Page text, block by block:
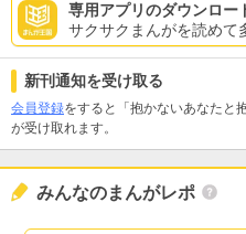
専用アプリのダウンロー
サクサクまんがを読めて
新刊通知を受け取る
会員登録をすると「抱かないあなたと
が受け取れます。
みんなのまんがレポ